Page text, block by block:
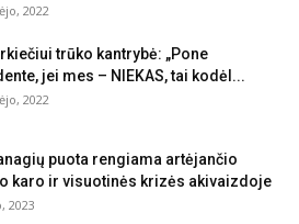
2022
trūko kantrybė: „Pone
jei mes – NIEKAS, tai kodėl...
2022
puota rengiama artėjančio
karo ir visuotinės krizės akivaizdoje
2023